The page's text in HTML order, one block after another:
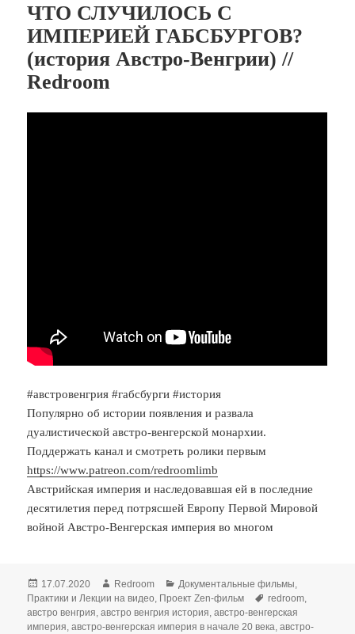
ЧТО СЛУЧИЛОСЬ С
ИМПЕРИЕЙ ГАБСБУРГОВ?
(история Австро-Венгрии) //
Redroom
#австровенгрия #габсбурги #история
Популярно об истории появления и развала
дуалистической австро-венгерской монархии.
Поддержать канал и смотреть ролики первым
https://www.patreon.com/redroomlimb
Австрийская империя и наследовавшая ей в последние
десятилетия перед потрясшей Европу Первой Мировой
войной Австро-Венгерская империя во многом
Опубликовано
17.07.2020 Автор
Redroom Рубрики
Документальные фильмы,
Практики и Лекции на видео, Проект Zen-фильм Метки
redroom,
австро венгрия,австро венгрия история,австро-венгерская
империя,австро-венгерская империя в начале 20 века,австро-